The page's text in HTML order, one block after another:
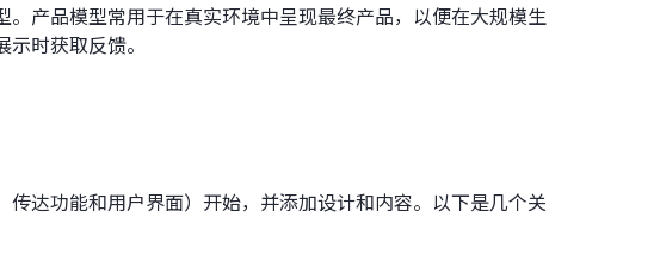
产品模型常用于在真实环境中呈现最终产品，以便在大规模生
时获取反馈。
达功能和用户界面）开始，并添加设计和内容。以下是几个关